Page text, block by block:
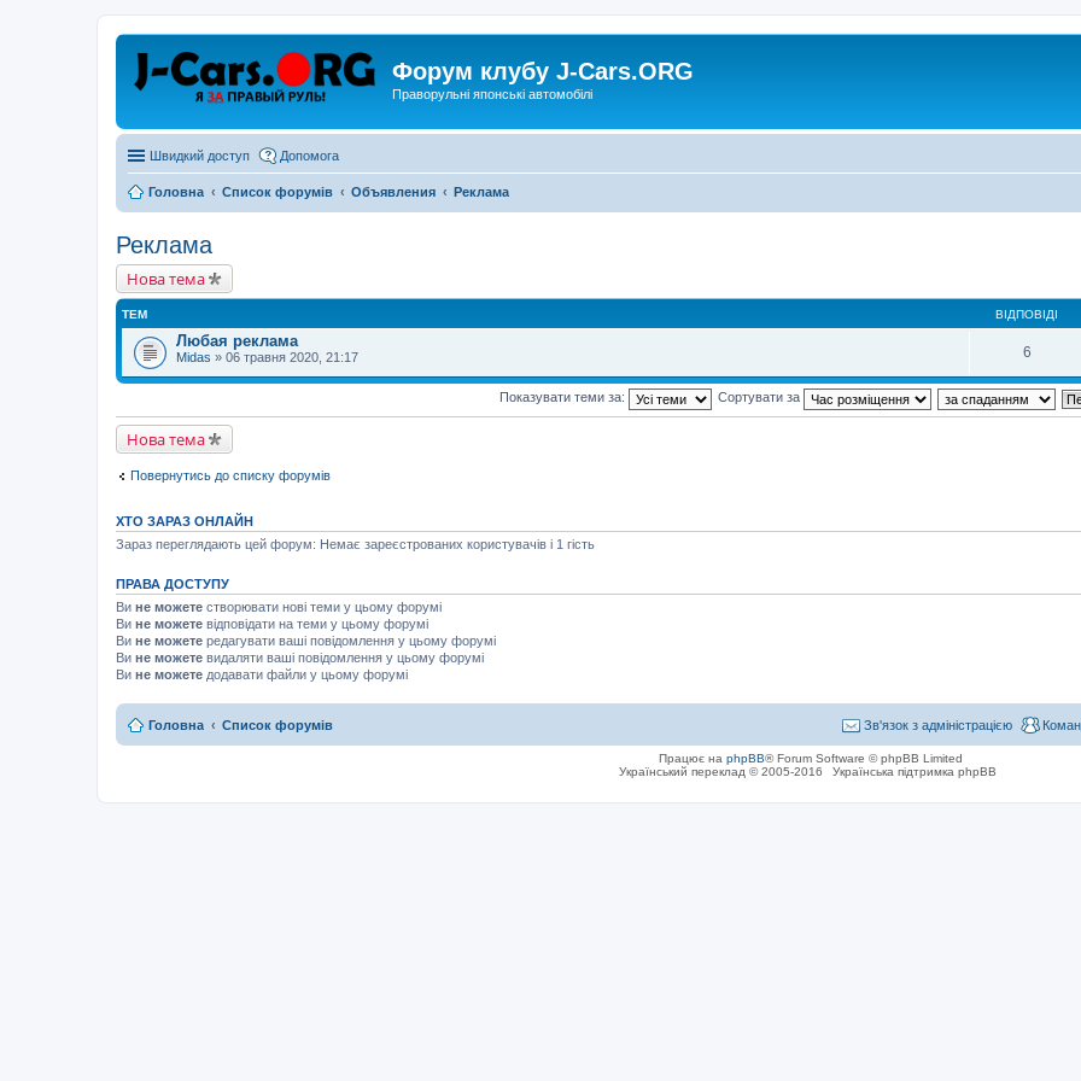
Форум клубу J-Cars.ORG
Праворульні японські автомобілі
Швидкий доступ Допомога
Головна Список форумів Объявления Реклама
Реклама
Нова тема
ТЕМ ВІДПОВІДІ
Любая реклама
Midas » 06 травня 2020, 21:17 6
Показувати теми за: Сортувати за
Нова тема
Повернутись до списку форумів
ХТО ЗАРАЗ ОНЛАЙН
Зараз переглядають цей форум: Немає зареєстрованих користувачів і 1 гість
ПРАВА ДОСТУПУ
Ви не можете створювати нові теми у цьому форумі
Ви не можете відповідати на теми у цьому форумі
Ви не можете редагувати ваші повідомлення у цьому форумі
Ви не можете видаляти ваші повідомлення у цьому форумі
Ви не можете додавати файли у цьому форумі
Головна Список форумів Зв'язок з адміністрацією
Працює на phpBB® Forum Software © phpBB Limited
Український переклад © 2005-2016
Українська підтримка phpBB